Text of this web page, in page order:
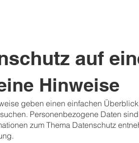
auf
Hinweise
geben einen einfachen
Personenbezogene Daten
zum Thema Datenschutz